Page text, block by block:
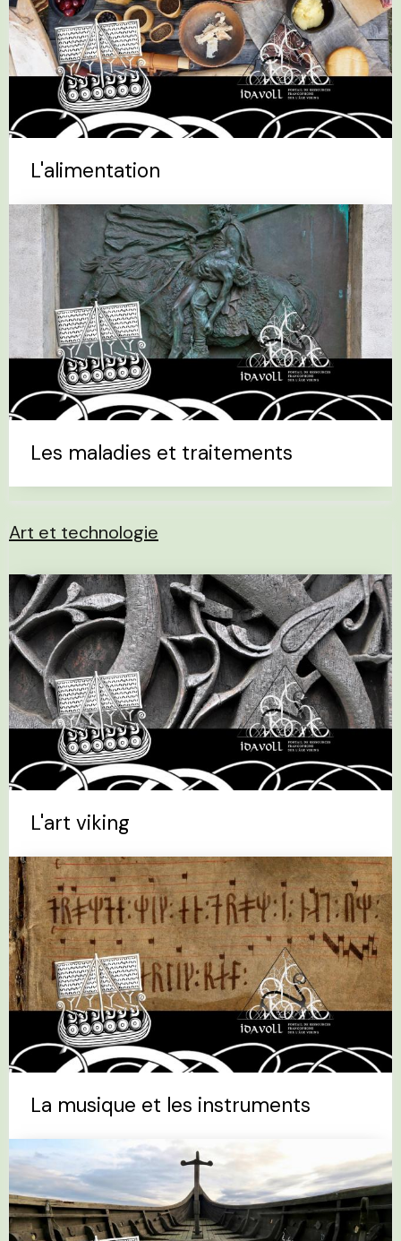
L'alimentation
Les maladies et traitements
Art et technologie
L'art viking
La musique et les instruments